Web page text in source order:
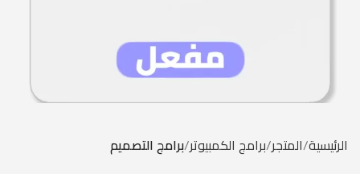
الرئيسية المتجر برامج الكمبيوتر برامج التصميم